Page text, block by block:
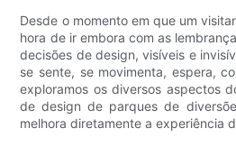
Desde o momento em que um
hora de ir embora com as
decisões de design, visíveis e
se sente, se movimenta, espera,
exploramos os diversos aspectos
de design de parques de
melhora diretamente a experiência